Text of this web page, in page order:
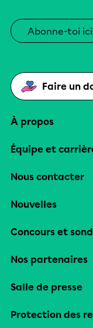
Abonne-toi
Faire un
À propos
Équipe et
Nous contacter
Nouvelles
Concours et
Nos partenaires
Salle de presse
Protection des